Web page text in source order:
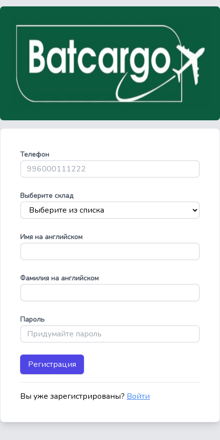
Телефон
Выберите склад
Имя на английском
Фамилия на английском
Пароль
Регистрация
Вы уже зарегистрированы? Войти